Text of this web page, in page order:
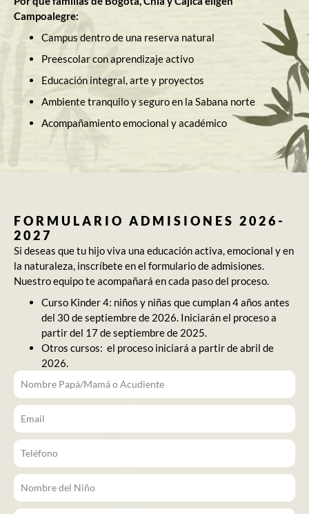
Campoalegre:
Campus dentro de una reserva natural
Preescolar con aprendizaje activo
Educación integral, arte y proyectos
Ambiente tranquilo y seguro en la Sabana norte
Acompañamiento emocional y académico
FORMULARIO ADMISIONES 2026-
2027
Si deseas que tu hijo viva una educación activa, emocional y en
la naturaleza, inscríbete en el formulario de admisiones.
Nuestro equipo te acompañará en cada paso del proceso.
Curso Kinder 4: niños y niñas que cumplan 4 años antes
del 30 de septiembre de 2026. Iniciarán el proceso a
partir del 17 de septiembre de 2025.
Otros cursos: el proceso iniciará a partir de abril de
2026.